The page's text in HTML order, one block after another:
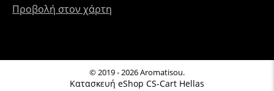
Προβολή στον χάρτη
© 2019 - 2026 Aromatisou.
Κατασκευή eShop CS-Cart Hellas